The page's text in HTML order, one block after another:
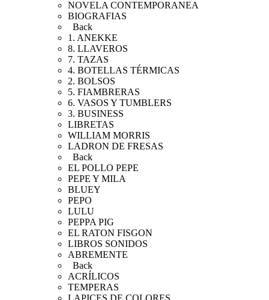
NOVELA CONTEMPORANEA
BIOGRAFIAS
Back
1. ANEKKE
8. LLAVEROS
7. TAZAS
4. BOTELLAS TÉRMICAS
2. BOLSOS
5. FIAMBRERAS
6. VASOS Y TUMBLERS
3. BUSINESS
LIBRETAS
WILLIAM MORRIS
LADRON DE FRESAS
Back
EL POLLO PEPE
PEPE Y MILA
BLUEY
PEPO
LULU
PEPPA PIG
EL RATON FISGON
LIBROS SONIDOS
ABREMENTE
Back
ACRÍLICOS
TEMPERAS
LAPICES DE COLORES